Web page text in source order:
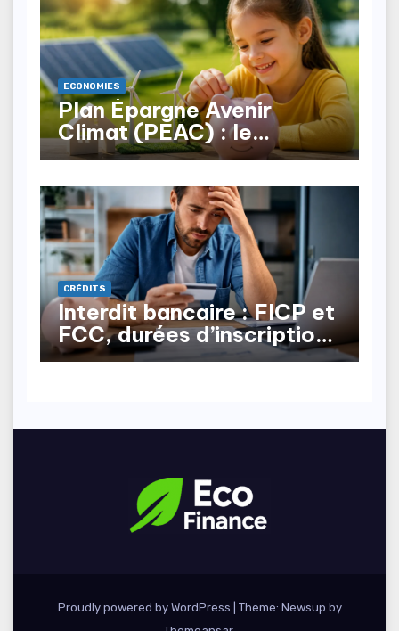
ECONOMIES
Plan Épargne Avenir
Climat (PEAC) : le
nouveau produit pour les
CRÉDITS
Interdit bancaire : FICP et
FCC, durées d’inscription,
comment en sortir ?
Proudly powered by WordPress
Theme: Newsup by